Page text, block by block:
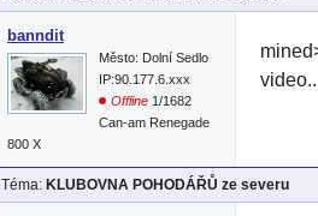
banndit
Město: Dolní Sedlo
IP:90.177.6.xxx
Offline 1/1682
Can-am Renegade
800 X
Téma: KLUBOVNA POHODÁŘŮ ze severu